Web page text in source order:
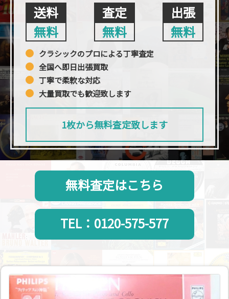
送料
無料
査定
無料
出張
無料
クラシックのプロによる丁寧査定
全国へ即日出張買取
丁寧で柔軟な対応
大量買取でも歓迎致します
1枚から無料査定致します
無料査定はこちら
TEL：0120-575-577